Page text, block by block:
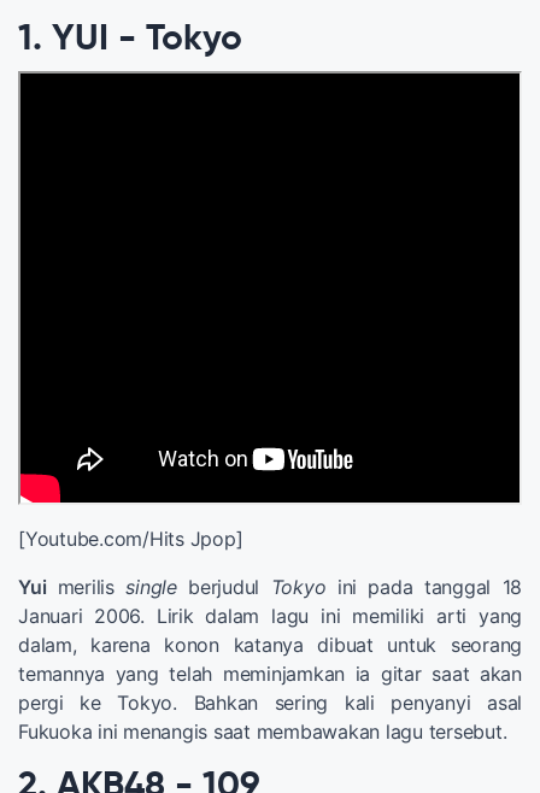
1. YUI - Tokyo
[Youtube.com/Hits Jpop]
Yui merilissingleberjudul Tokyo ini pada tanggal 18
Januari 2006. Lirik dalam lagu ini memiliki arti yang
dalam, karena konon katanya dibuat untuk seorang
temannya yang telah meminjamkan ia gitar saat akan
pergi ke Tokyo. Bahkan sering kali penyanyi asal
Fukuoka ini menangis saat membawakan lagu tersebut.